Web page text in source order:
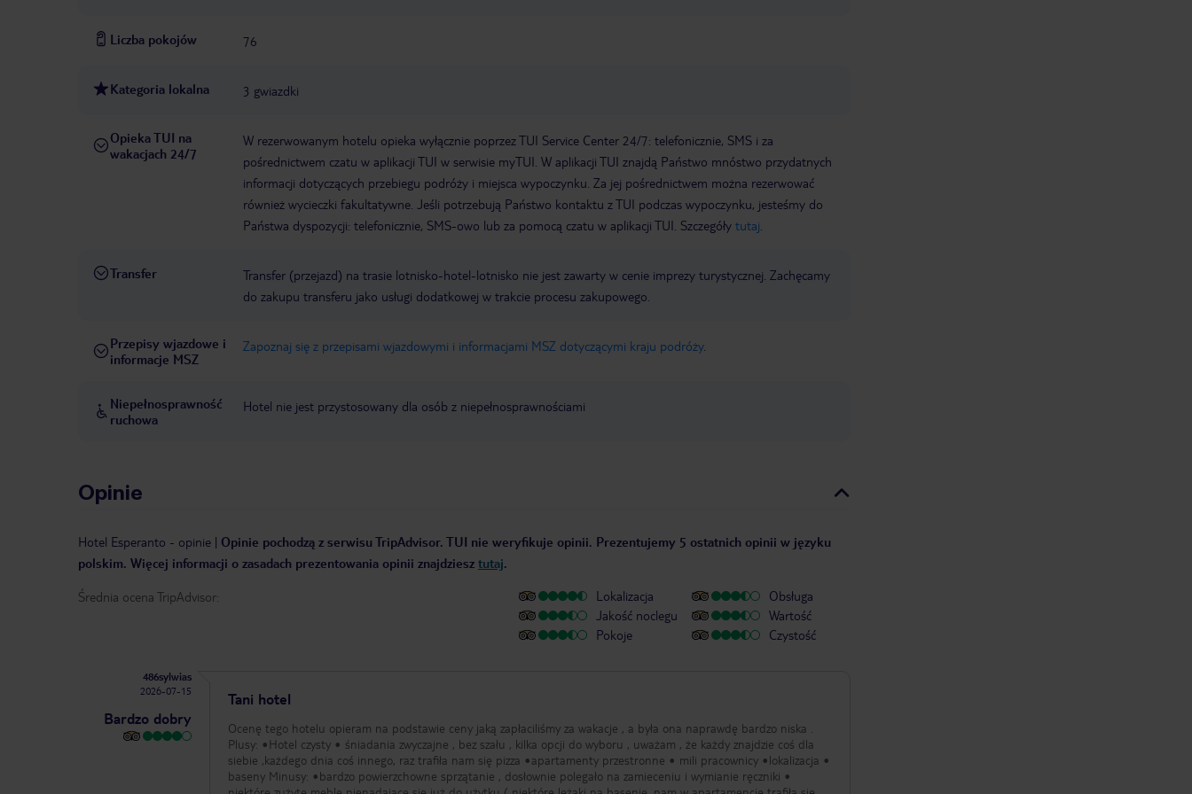
Liczba pokojów 76
Kategoria lokalna 3 gwiazdki
Opieka TUI na
wakacjach 24/7
W rezerwowanym hotelu opieka wyłącznie poprzez TUI Service Center 24/7: telefonicznie, SMS i za
pośrednictwem czatu w aplikacji TUI w serwisie myTUI. W aplikacji TUI znajdą Państwo mnóstwo przydatnych
informacji dotyczących przebiegu podróży i miejsca wypoczynku. Za jej pośrednictwem można rezerwować
również wycieczki fakultatywne. Jeśli potrzebują Państwo kontaktu z TUI podczas wypoczynku, jesteśmy do
Państwa dyspozycji: telefonicznie, SMS-owo lub za pomocą czatu w aplikacji TUI. Szczegóły tutaj
Transfer
Transfer (przejazd) na trasie lotnisko-hotel-lotnisko nie jest zawarty w cenie imprezy turystycznej. Zachęcamy
do zakupu transferu jako usługi dodatkowej w trakcie procesu zakupowego.
Przepisy wjazdowe i
informacje MSZ
Zapoznaj się z przepisami wjazdowymi i informacjami MSZ dotyczącymi kraju podróży.
Niepełnosprawność
ruchowa
Hotel nie jest przystosowany dla osób z niepełnosprawnościami
Opinie
Hotel Esperanto - opinie | Opinie pochodzą z serwisu TripAdvisor. TUI nie weryfikuje opinii. Prezentujemy 5 ostatnich opinii w języku
polskim. Więcej informacji o zasadach prezentowania opinii znajdziesz tutaj.
Średnia ocena TripAdvisor:
Lokalizacja
Jakość noclegu
Pokoje
Obsługa
Wartość
Czystość
486sylwias
2026-07-15
Bardzo dobry
Tani hotel
Ocenę tego hotelu opieram na podstawie ceny jaką zapłaciliśmy za wakacje , a była ona naprawdę bardzo niska .
Plusy: •Hotel czysty • śniadania zwyczajne , bez szału , kilka opcji do wyboru , uważam , że każdy znajdzie coś dla
siebie ,każdego dnia coś innego, raz trafiła nam się pizza •apartamenty przestronne • mili pracownicy •lokalizacja •
baseny Minusy: •bardzo powierzchowne sprzątanie , dosłownie polegało na zamieceniu i wymianie ręczniki •